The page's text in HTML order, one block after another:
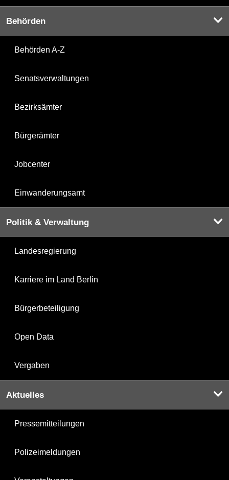
Behörden
Behörden A-Z
Senatsverwaltungen
Bezirksämter
Bürgerämter
Jobcenter
Einwanderungsamt
Politik & Verwaltung
Landesregierung
Karriere im Land Berlin
Bürgerbeteiligung
Open Data
Vergaben
Aktuelles
Pressemitteilungen
Polizeimeldungen